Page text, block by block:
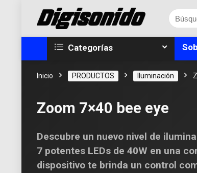
Categorías
Inicio PRODUCTOS Iluminación
Zoom 7×40 bee eye
Descubre un nuevo nivel de
7 potentes LEDs de 40W en una
dispositivo te brinda un control